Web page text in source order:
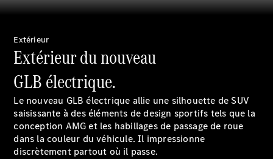
Maintenance
Réparation
Extérieur
Extérieur du nouveau
GLB électrique.
Le nouveau GLB électrique allie une silhouette de SUV
saisissante à des éléments de design sportifs tels que la
conception AMG et les habillages de passage de roue
dans la couleur duvéhicule. Il impressionne
discrètement partout où il passe.